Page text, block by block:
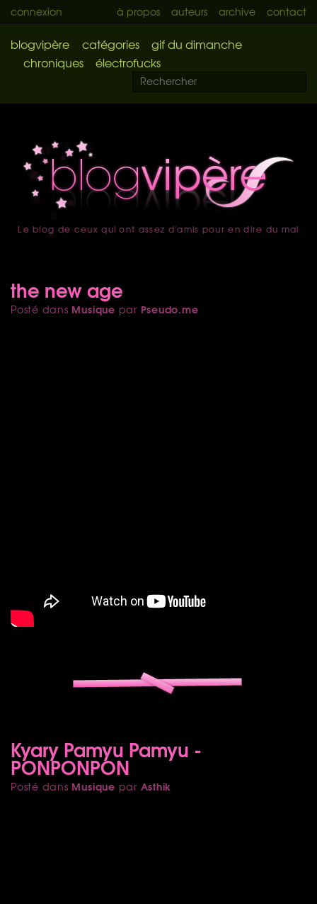
connexion à propos auteurs archive contact
blogvipère catégories
gif du dimanche
chroniques
électrofucks
accueil
Le blog de ceux qui ont assez d'amis pour en dire du mal
the new age
Posté dans Musique par Pseudo.me
Kyary Pamyu Pamyu -
PONPONPON
Posté dans Musique par Asthik